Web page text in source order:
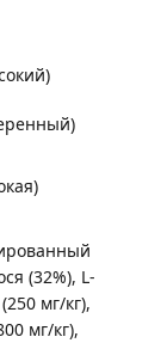
(32%), L-
мг/кг),
мг/кг),